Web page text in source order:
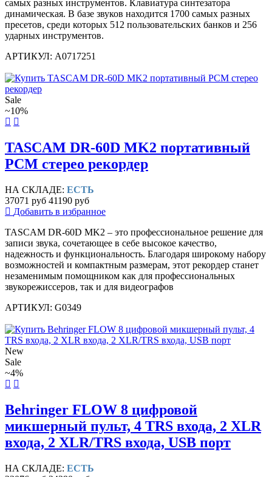
самых разных инструментов. Клавиатура синтезатора
динамическая. В базе звуков находится 1700 самых разных
пресетов, среди которых 512 пользовательских банков и 256
ударных инструментов.
АРТИКУЛ: A0717251
Sale
~10%
TASCAM DR-60D MK2 портативный
PCM стерео рекордер
НА СКЛАДЕ: ЕСТЬ
37071 руб 41190 руб
Добавить в избранное
TASCAM DR-60D MK2 – это профессиональное решение для
записи звука, сочетающее в себе высокое качество,
надежность и функциональность. Благодаря широкому набору
возможностей и компактным размерам, этот рекордер станет
незаменимым помощником как для профессиональных
звукорежиссеров, так и для видеографов
АРТИКУЛ: G0349
New
Sale
~4%
Behringer FLOW 8 цифровой
микшерный пульт, 4 TRS входа, 2 XLR
входа, 2 XLR/TRS входа, USB порт
НА СКЛАДЕ: ЕСТЬ